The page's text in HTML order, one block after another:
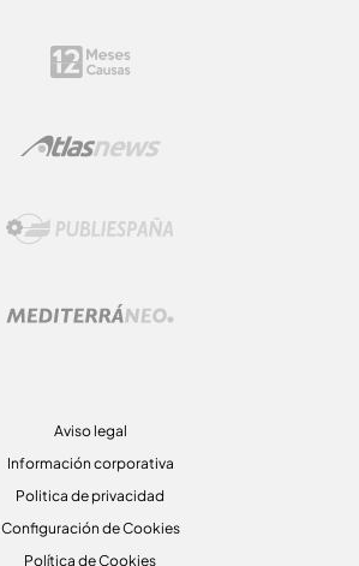
Aviso legal
Información corporativa
Politica de privacidad
Configuración de Cookies
Política de Cookies